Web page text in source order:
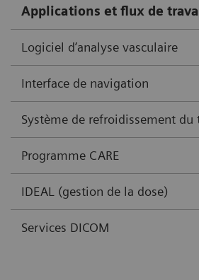
Applications et flux de
Logiciel d’analyse vasculaire
Interface de navigation
Système de refroidissement du
Programme CARE
IDEAL (gestion de la dose)
Services DICOM